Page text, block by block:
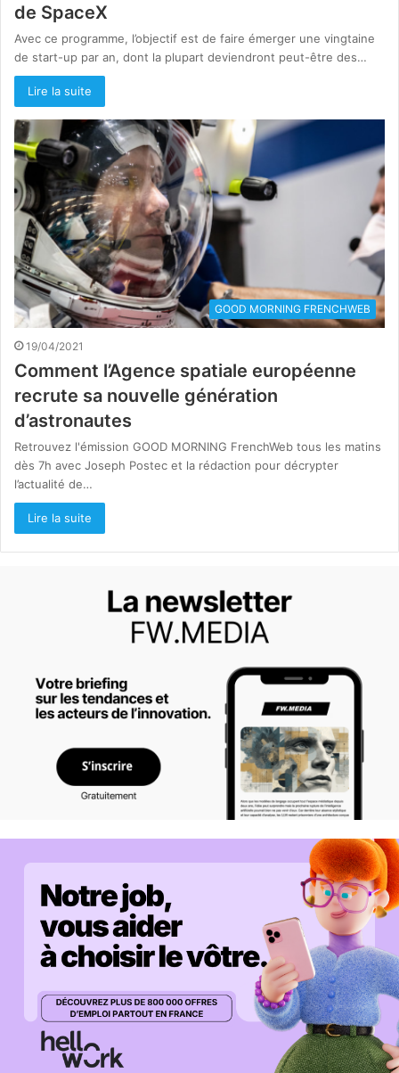
de SpaceX
Avec ce programme, l’objectif est de faire émerger une vingtaine
de start-up par an, dont la plupart deviendront peut-être des…
Lire la suite
GOOD MORNING FRENCHWEB
19/04/2021
Comment l’Agence spatiale européenne
recrute sa nouvelle génération
d’astronautes
Retrouvez l'émission GOOD MORNING FrenchWeb tous les matins
dès 7h avec Joseph Postec et la rédaction pour décrypter
l’actualité de…
Lire la suite